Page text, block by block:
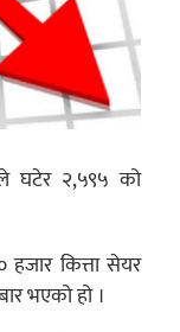
घटेर २,५९५ को
कित्ता सेयर
भएको हो ।